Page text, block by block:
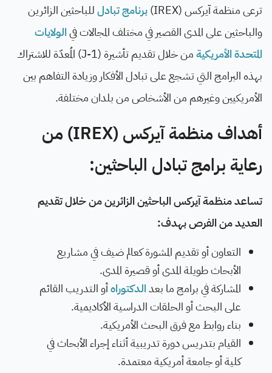
ترعى منظمة آيركس (IREX
)برنامج تبادلللباحثين الزائرين
والباحثين على المدى القصير في مختلف المجالات فيالولايات
المتحدة الأمريكيةمن خلال تقديم تأشيرة (J-1) المُعدّة للاشتراك
بهذه البرامج التي تشجع على تبادل الأفكار وزيادة التفاهم بين
الأمريكيين وغيرهم من الأشخاص من بلدان مختلفة.
أهداف منظمة آيركس (IREX) من
رعاية برامج تبادل الباحثين:
تساعد منظمة آيركس الباحثين الزائرين من خلال تقديم
العديد من الفرص بهدف:
التعاون أو تقديم المشورة كعالم ضيف في مشاريع
الأبحاث طويلة المدى أو قصيرة المدى.
المشاركة في برامج ما بعدالدكتوراهأو التدريب القائم
على البحث أو الحلقات الدراسية الأكاديمية.
بناء روابط مع فرق البحث الأمريكية.
القيام بتدريس دورة تدريبية أثناء إجراء الأبحاث في
كلية أو جامعة أمريكية معتمدة.